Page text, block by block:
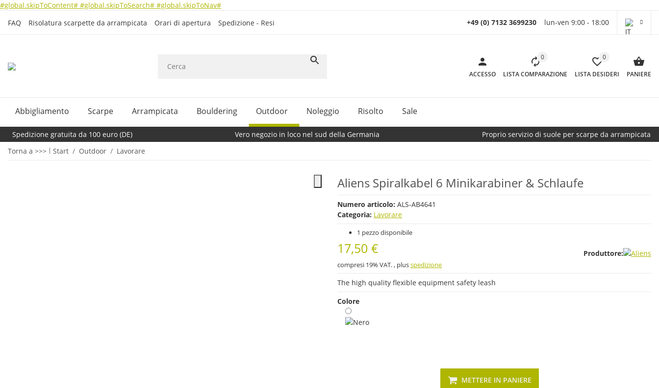
#global.skipToContent# #global.skipToSearch# #global.skipToNav#
FAQ
Risolatura scarpette da arrampicata Orari di apertura Spedizione - Resi +49 (0) 7132 3699230 lun-ven 9:00 - 18:00
ACCESSO
0
LISTA COMPARAZIONE
0
LISTA DESIDERI PANIERE
Abbigliamento Scarpe Arrampicata Bouldering Outdoor Noleggio Risolto Sale
Spedizione gratuita da 100 euro (DE) Vero negozio in loco nel sud della Germania
Proprio servizio di suole per scarpe da arrampicata
Torna a >>>
Start Outdoor Lavorare
Aliens Spiralkabel 6 Minikarabiner & Schlaufe
Numero articolo: ALS-AB4641
Categoria: Lavorare
1 pezzo disponibile
17,50 €
compresi 19% VAT. , plusspedizione
Produttore:
The high quality flexible equipment safety leash
Colore
METTERE IN PANIERE